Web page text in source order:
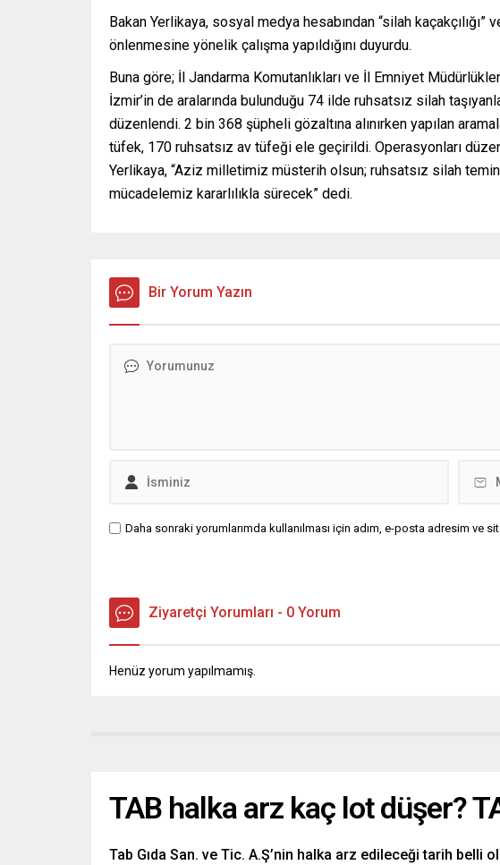
Bakan Yerlikaya, sosyal medya hesabından “silah kaçakçılığı”
önlenmesine yönelik çalışma yapıldığını duyurdu.
Buna göre; İl Jandarma Komutanlıkları ve İl Emniyet
İzmir’in de aralarında bulunduğu 74 ilde ruhsatsız silah
düzenlendi. 2 bin 368 şüpheli gözaltına alınırken yapılan
tüfek, 170 ruhsatsız av tüfeği ele geçirildi. Operasyonları
Yerlikaya, “Aziz milletimiz müsterih olsun; ruhsatsız silah
mücadelemiz kararlılıkla sürecek” dedi.
Bir Yorum Yazın
Daha sonraki yorumlarımda kullanılması için adım, e-posta adresim ve
Ziyaretçi Yorumları - 0 Yorum
Henüz yorum yapılmamış.
TAB halka arz kaç lot düşer?
Tab Gıda San. ve Tic. A.Ş’nin halka arz edileceği tarih belli